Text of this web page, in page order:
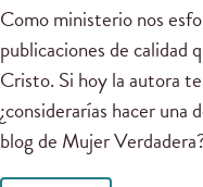
Como ministerio nos
publicaciones de calidad
Cristo. Si hoy la autora
¿considerarías hacer una
blog de Mujer